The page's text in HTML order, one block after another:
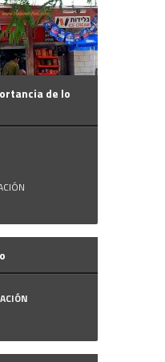
de lo